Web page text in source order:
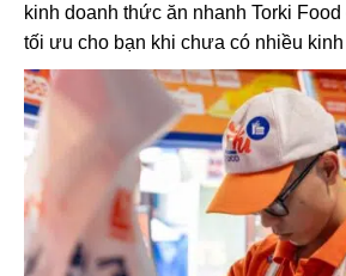
kinh doanh thức ăn nhanh Torki
tối ưu cho bạn khi chưa có nhiều